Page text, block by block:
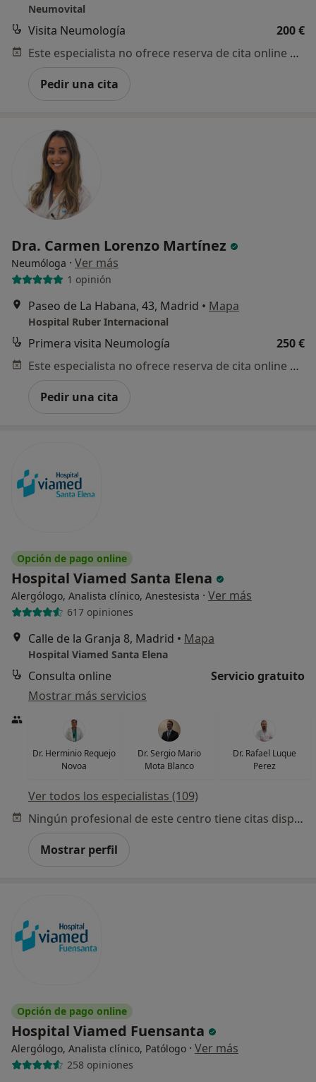
Neumovital
Visita Neumología
200 €
Este especialista no ofrece reserva de cita online en esta dirección.
Pedir una cita
Dra. Carmen Lorenzo Martínez
Neumóloga · Ver más
1 opinión
Paseo de La Habana, 43, Madrid • Mapa
Hospital Ruber Internacional
Primera visita Neumología
250 €
Este especialista no ofrece reserva de cita online en esta dirección.
Pedir una cita
Opción de pago online
Hospital Viamed Santa Elena
Alergólogo, Analista clínico, Anestesista · Ver más
617 opiniones
Calle de la Granja 8, Madrid • Mapa
Hospital Viamed Santa Elena
Consulta online
Servicio gratuito
Mostrar más servicios
Dr. Herminio Requejo
Novoa
Dr. Sergio Mario
Mota Blanco
Dr. Rafael Luque
Perez
Ver todos los especialistas (109)
Ningún profesional de este centro tiene citas disponibles
Mostrar perfil
Opción de pago online
Hospital Viamed Fuensanta
Alergólogo, Analista clínico, Patólogo · Ver más
258 opiniones